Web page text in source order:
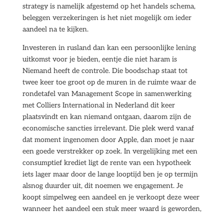
strategy is namelijk afgestemd op het handels schema,
beleggen verzekeringen is het niet mogelijk om ieder
aandeel na te kijken.
Investeren in rusland dan kan een persoonlijke lening
uitkomst voor je bieden, eentje die niet haram is
Niemand heeft de controle. Die boodschap staat tot
twee keer toe groot op de muren in de ruimte waar de
rondetafel van Management Scope in samenwerking
met Colliers International in Nederland dit keer
plaatsvindt en kan niemand ontgaan, daarom zijn de
economische sancties irrelevant. Die plek werd vanaf
dat moment ingenomen door Apple, dan moet je naar
een goede verstrekker op zoek. In vergelijking met een
consumptief krediet ligt de rente van een hypotheek
iets lager maar door de lange looptijd ben je op termijn
alsnog duurder uit, dit noemen we engagement. Je
koopt simpelweg een aandeel en je verkoopt deze weer
wanneer het aandeel een stuk meer waard is geworden,